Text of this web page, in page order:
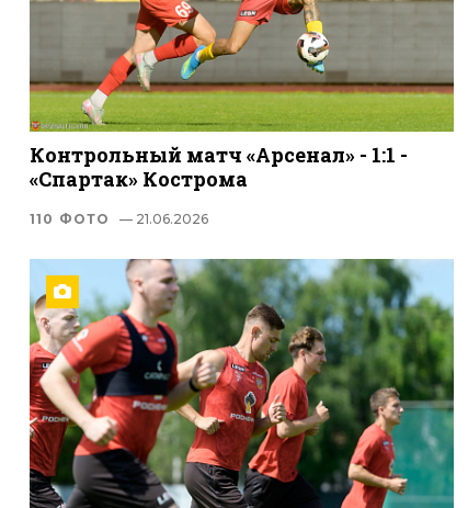
Контрольный матч «Арсенал» - 1:1 -
«Спартак» Кострома
110 ФОТО — 21.06.2026